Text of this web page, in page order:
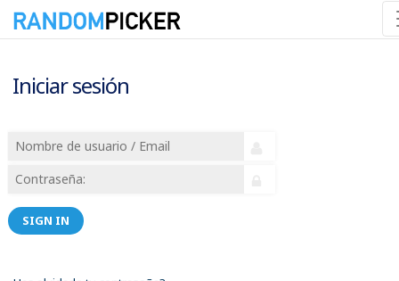
Iniciar sesión
SIGN IN